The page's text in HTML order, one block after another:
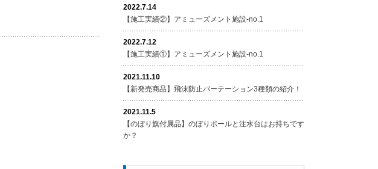
2022.7.14
【施工実績②】アミューズメント施設-no.1
2022.7.12
【施工実績①】アミューズメント施設-no.1
2021.11.10
【新発売商品】飛沫防止パーテーション3種類の紹介！
2021.11.5
【のぼり旗付属品】のぼりポールと注水台はお持ちです
か？